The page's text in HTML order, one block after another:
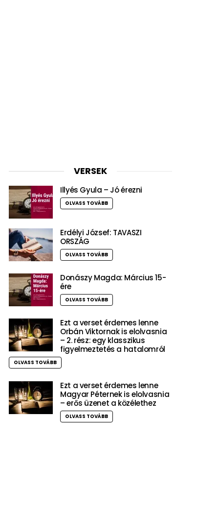
VERSEK
Illyés Gyula – Jó érezni
OLVASS TOVÁBB
Erdélyi József: TAVASZI
ORSZÁG
OLVASS TOVÁBB
Donászy Magda: Március 15-
ére
OLVASS TOVÁBB
Ezt a verset érdemes lenne
Orbán Viktornak is elolvasnia
– 2. rész: egy klasszikus
figyelmeztetés a hatalomról
OLVASS TOVÁBB
Ezt a verset érdemes lenne
Magyar Péternek is elolvasnia
– erős üzenet a közélethez
OLVASS TOVÁBB